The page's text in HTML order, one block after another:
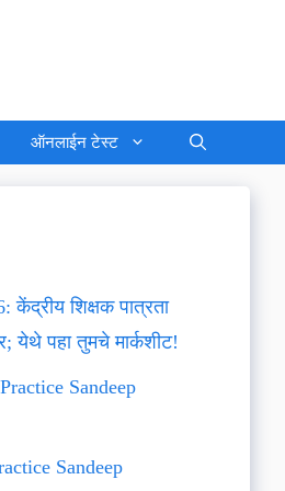
ऑनलाईन टेस्ट
शिक्षक पात्रता
येथे पहा तुमचे मार्कशीट!
Sandeep
Sandeep